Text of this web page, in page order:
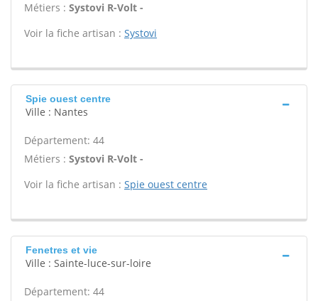
Métiers : Systovi R-Volt -
Voir la fiche artisan : Systovi
Spie ouest centre
Ville : Nantes
Département: 44
Métiers : Systovi R-Volt -
Voir la fiche artisan : Spie ouest centre
Fenetres et vie
Ville : Sainte-luce-sur-loire
Département: 44